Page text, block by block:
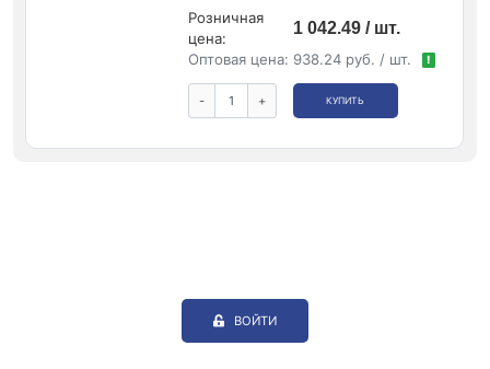
Розничная
цена:
1 042.49 / шт.
Оптовая цена: 938.24 руб. / шт. !
- + КУПИТЬ
ВОЙТИ